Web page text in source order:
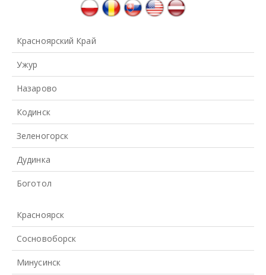
Красноярский Край
Ужур
Назарово
Кодинск
Зеленогорск
Дудинка
Боготол
Красноярск
Сосновоборск
Минусинск